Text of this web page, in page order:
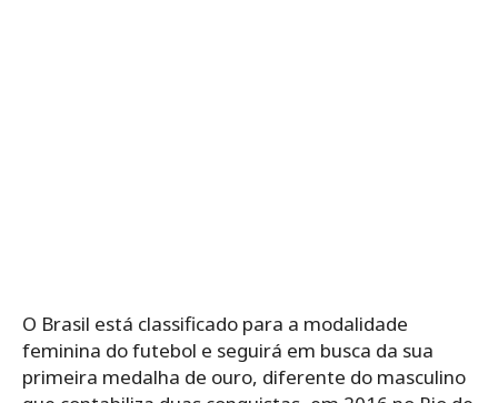
O Brasil está classificado para a modalidade
feminina do futebol e seguirá em busca da sua
primeira medalha de ouro, diferente do masculino